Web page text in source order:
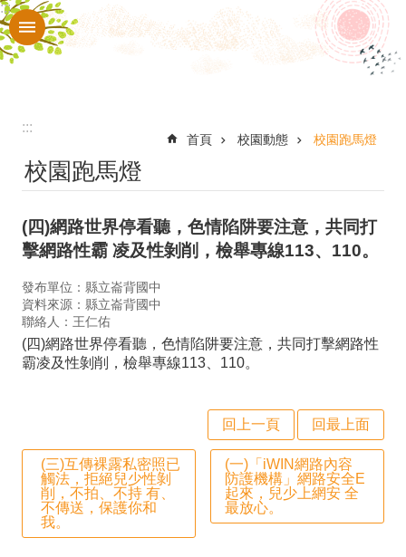
跳到主要內容區塊
進
校
態
認
識
本
校
成
導
:::
:::
首頁 校園動態 校園跑馬燈
校園跑馬燈
(四)網路世界停看聽，色情陷阱要注意，共同打
擊網路性霸 凌及性剝削，檢舉專線113、110。
發布單位：縣立崙背國中
資料來源：縣立崙背國中
聯絡人：王仁佑
(四)網路世界停看聽，色情陷阱要注意，共同打擊網路性
霸凌及性剝削，檢舉專線113、110。
回上一頁 回最上面
(三)互傳裸露私密照已
觸法，拒絕兒少性剝
削，不拍、不持 有、
不傳送，保護你和
我。
(一)「iWIN網路內容
防護機構」網路安全E
起來，兒少上網安 全
最放心。